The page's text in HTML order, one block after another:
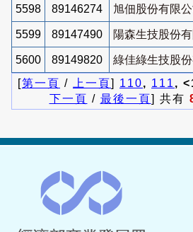
5598 89146274 旭佃股份有限公
5599 89147490 陽森生技股份
5600 89149820
綠佳綠生技股
[第一頁 / 上一頁] 110, 111 ,
下一頁 / 最後一頁] 共有